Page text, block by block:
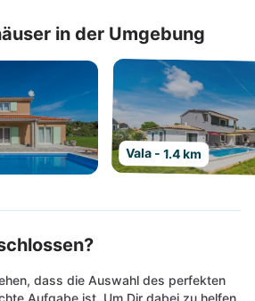
in der Umgebung
Vala - 1.4 km
dass die Auswahl des perfekten
Aufgabe ist. Um Dir dabei zu helfen,